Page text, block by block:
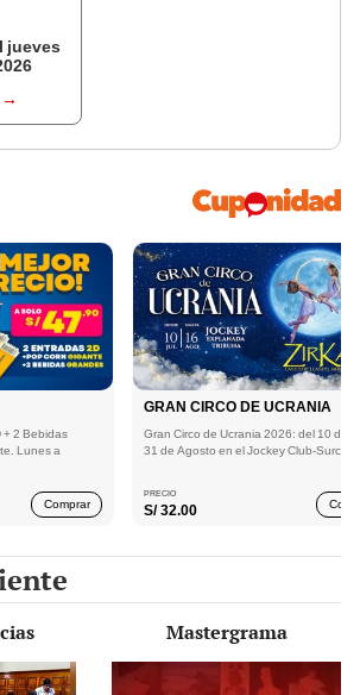
jueves
+ 2 Bebidas
Lunes a
Comprar
GRAN CIRCO DE UCRANIA
Gran Circo de Ucrania 2026: del 10 de
31 de Agosto en el Jockey Club-Surco
PRECIO
S/32.00
Mastergrama